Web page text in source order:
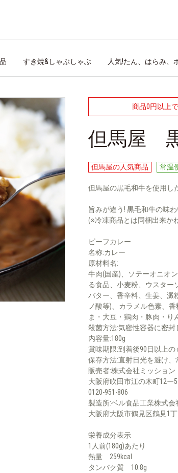
すき焼&しゃぶしゃぶ 人気!たん、はらみ、
商品0円以上
但馬屋
但馬屋の人気商品 常温
但馬屋の黒毛和牛を使用し
旨みが違う! 黒毛和牛の味
(※冷凍商品とは同梱出来か
ビーフカレー
名称:カレー
原材料名:
牛肉(国産)、ソテーオニオ
る食品、小麦粉、ウスター
バター、香辛料、生姜、澱
ノ酸等)、カラメル色素、
ま・大豆・鶏肉・豚肉・り
殺菌方法:気密性容器に密封
内容量:180g
賞味期限:到着後90日以上
保存方法:直射日光を避け、
販売者:株式会社ミッション
大阪府吹田市江の木町12ー5
0120-951-806
製造所:ベル食品工業株式会
大阪府大阪市鶴見区鶴見1
栄養成分表示
1人前(180g)あたり
熱量 259kcal
タンパク質 10.8g